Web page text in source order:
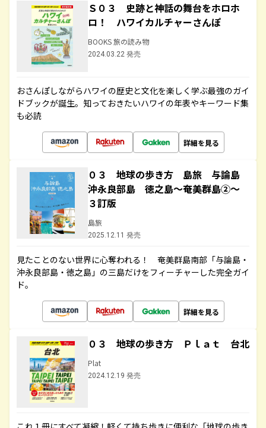
Ｓ０３ 史跡と神話の舞台をホロホ
ロ！ ハワイカルチャーさんぽ
BOOKS 旅の読み物
2024.03.22 発売
おさんぽしながらハワイの歴史と文化を楽しく学ぶ最強のガイ
ドブックが誕生。知っておきたいハワイの年表やキーワード集
も必読
詳細を見る
０３ 地球の歩き方 島旅 与論島
沖永良部島 徳之島～奄美群島②～
３訂版
島旅
2025.12.11 発売
見たことのない世界に心奪われる！ 奄美群島南部「与論島・
沖永良部島・徳之島」の三島だけをフィーチャーした完全ガイ
ド。
詳細を見る
０３ 地球の歩き方 Ｐｌａｔ 台北
Plat
2024.12.19 発売